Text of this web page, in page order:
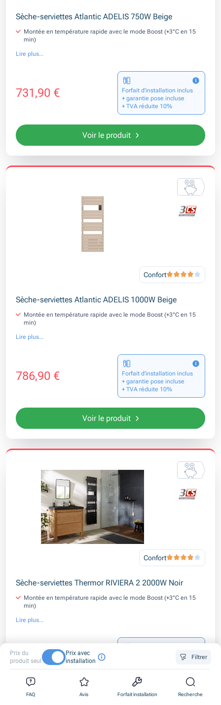
Sèche-serviettes Atlantic ADELIS 750W Beige
Montée en température rapide avec le mode Boost (+3°C en 15
min)
Lire plus...
731,90 €
Forfait d’installation inclus
+ garantie pose incluse
+ TVA réduite 10%
Voir le produit
Confort
Sèche-serviettes Atlantic ADELIS 1000W Beige
Montée en température rapide avec le mode Boost (+3°C en 15
min)
Lire plus...
786,90 €
Forfait d’installation inclus
+ garantie pose incluse
+ TVA réduite 10%
Voir le produit
Confort
Sèche-serviettes Thermor RIVIERA 2 2000W Noir
Montée en température rapide avec le mode Boost (+3°C en 15
min)
Lire plus...
918,00 €
Forfait d’installation inclus
Prix du
produit seul
Prix avec
installation
Filtrer
FAQ Avis Forfait installation Recherche